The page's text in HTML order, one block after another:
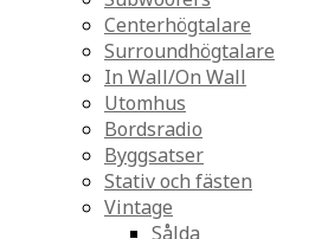
Centerhögtalare
Surroundhögtalare
In Wall/On Wall
Utomhus
Bordsradio
Byggsatser
Stativ och fästen
Vintage
Sålda